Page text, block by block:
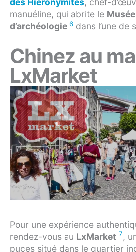
des Hiéronymites, chef-
manuéline, qui abrite le
d’archéologie 6 dans l’une de
Chinez au
LxMarket
Pour une expérience
rendez-vous au LxMarket 7,
puces situé dans le quartier